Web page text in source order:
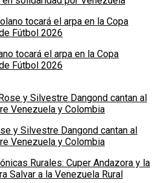
tocará el arpa en la Copa
Fútbol 2026
y Silvestre Dangond cantan al
Venezuela y Colombia